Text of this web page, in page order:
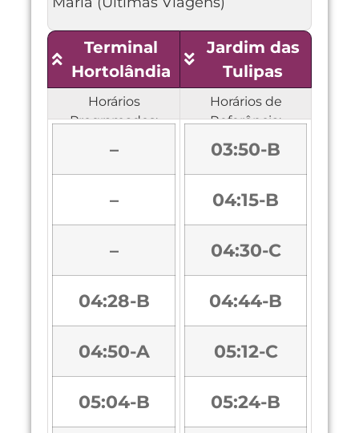
Terminal
Hortolândia
Jardim das
Tulipas
Horários
Programados:
Horários de
Referência:
–
–
–
04:28-B
04:50-A
05:04-B
03:50-B
04:15-B
04:30-C
04:44-B
05:12-C
05:24-B